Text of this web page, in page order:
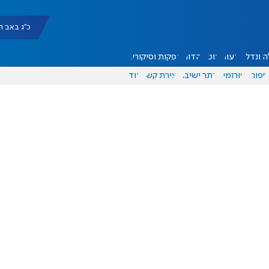
כ"ג באב תשפ"ו
ונדל"ן דעות אוכל יהדות הפקות וסיקורים
ספורט פורומים אתר ישיבה יצירת קשר עוד